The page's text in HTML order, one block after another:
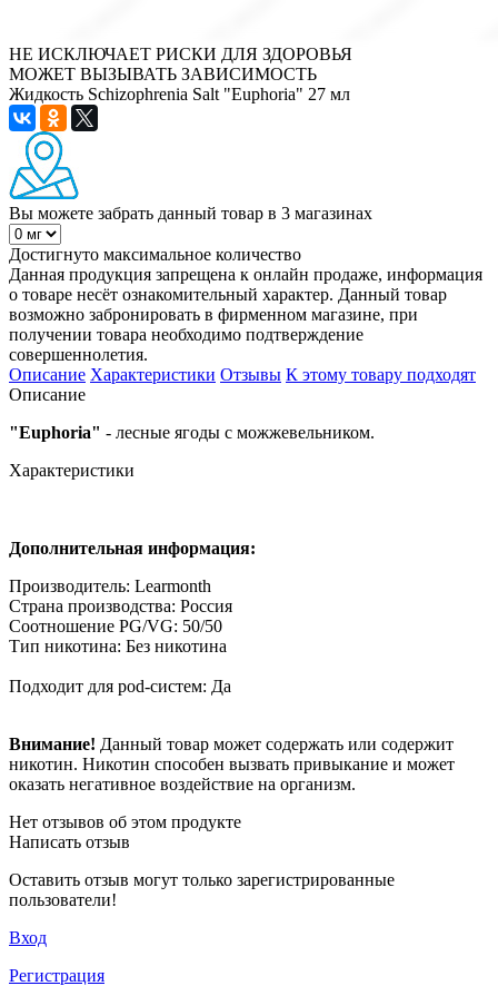
НЕ ИСКЛЮЧАЕТ РИСКИ ДЛЯ ЗДОРОВЬЯ
МОЖЕТ ВЫЗЫВАТЬ ЗАВИСИМОСТЬ
Жидкость Schizophrenia Salt "Euphoria" 27 мл
Вы можете забрать данный товар в 3 магазинах
Достигнуто максимальное количество
Данная продукция запрещена к онлайн продаже, информация
о товаре несёт ознакомительный характер. Данный товар
возможно забронировать в фирменном магазине, при
получении товара необходимо подтверждение
совершеннолетия.
Описание Характеристики Отзывы К этому товару подходят
Описание
"Euphoria" - лесные ягоды с можжевельником.
Характеристики
Дополнительная информация:
Производитель: Learmonth
Страна производства: Россия
Соотношение PG/VG: 50/50
Тип никотина: Без никотина
Подходит для pod-систем: Да
Внимание! Данный товар может содержать или содержит
никотин. Никотин способен вызвать привыкание и может
оказать негативное воздействие на организм.
Нет отзывов об этом продукте
Написать отзыв
Оставить отзыв могут только зарегистрированные
пользователи!
Вход
Регистрация